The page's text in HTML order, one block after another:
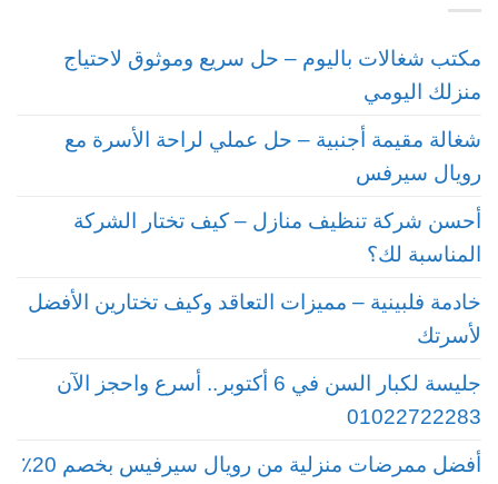
مكتب شغالات باليوم – حل سريع وموثوق لاحتياج
منزلك اليومي
شغالة مقيمة أجنبية – حل عملي لراحة الأسرة مع
رويال سيرفس
أحسن شركة تنظيف منازل – كيف تختار الشركة
المناسبة لك؟
خادمة فلبينية – مميزات التعاقد وكيف تختارين الأفضل
لأسرتك
جليسة لكبار السن في 6 أكتوبر.. أسرع واحجز الآن
01022722283
أفضل ممرضات منزلية من رويال سيرفيس بخصم 20٪